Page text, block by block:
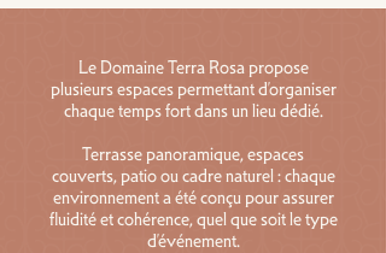
Le Domaine Terra Rosa propose
plusieurs espaces permettant d’organiser
chaque temps fort dans un lieu dédié.
Terrasse panoramique, espaces
couverts, patio ou cadre naturel : chaque
environnement a été conçu pour assurer
fluidité et cohérence, quel que soit le type
d’événement.